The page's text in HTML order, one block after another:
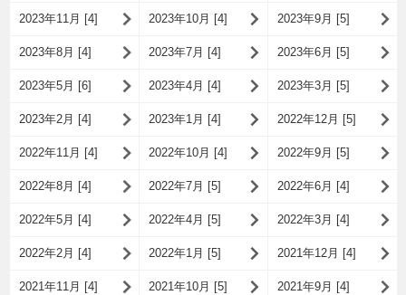
2023年11月 [4] 2023年10月 [4] 2023年9月 [5]
2023年8月 [4] 2023年7月 [4] 2023年6月 [5]
2023年5月 [6] 2023年4月 [4] 2023年3月 [5]
2023年2月 [4] 2023年1月 [4] 2022年12月 [5]
2022年11月 [4] 2022年10月 [4] 2022年9月 [5]
2022年8月 [4] 2022年7月 [5] 2022年6月 [4]
2022年5月 [4] 2022年4月 [5] 2022年3月 [4]
2022年2月 [4] 2022年1月 [5] 2021年12月 [4]
2021年11月 [4] 2021年10月 [5] 2021年9月 [4]